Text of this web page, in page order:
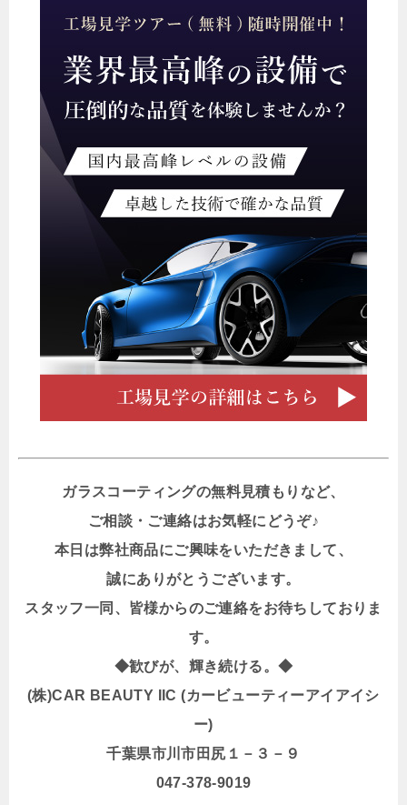
ガラスコーティングの無料見積もりなど、
ご相談・ご連絡はお気軽にどうぞ♪
本日は弊社商品にご興味をいただきまして、
誠にありがとうございます。
スタッフ一同、皆様からのご連絡をお待ちしておりま
す。
◆歓びが、輝き続ける。◆
(株)CAR BEAUTY IIC (カービューティーアイアイシ
ー)
千葉県市川市田尻１－３－９
047-378-9019